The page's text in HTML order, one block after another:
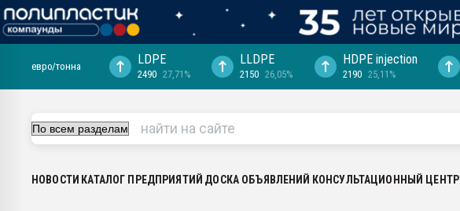
ближайшее подмосковье, с.-в.
Подмосковье, Москва
первый план в переработке
евро/тонна LDPE
2490 27,71%
LLDPE
2150 26,05%
HDPE injection
2190 25,11%
НОВОСТИ КАТАЛОГ ПРЕДПРИЯТИЙ ДОСКА ОБЪЯВЛЕНИЙ КОНСУЛЬТАЦИОННЫЙ ЦЕНТР